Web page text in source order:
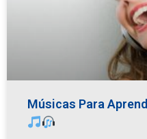
Músicas Para